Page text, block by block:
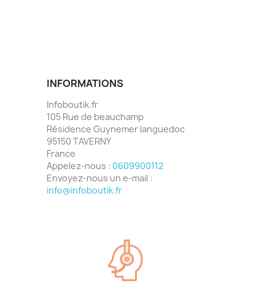
INFORMATIONS
Infoboutik.fr
105 Rue de beauchamp
Résidence Guynemer languedoc
95150 TAVERNY
France
Appelez-nous : 0609900112
Envoyez-nous un e-mail :
info@infoboutik.fr